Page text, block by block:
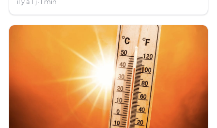
Languedoc.
il y a 1 j 1 min